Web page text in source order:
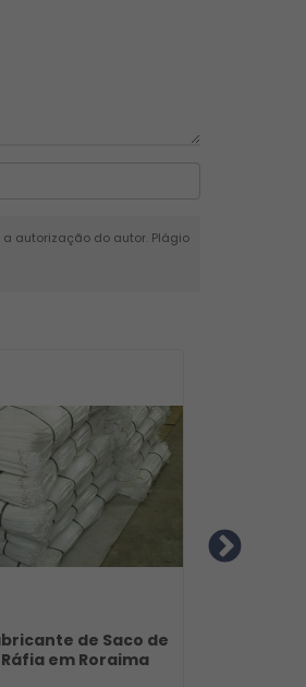
autorização do autor. Plágio
de Saco de
Ráfia em Roraima